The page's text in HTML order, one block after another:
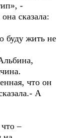
-
сказала:
буду жить не
что он
А
–